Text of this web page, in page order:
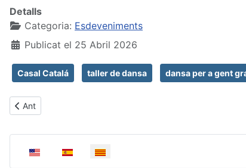
Detalls
Categoria: Esdeveniments
Publicat el 25 Abril 2026
Casal Catalá taller de dansa dansa per a gent
Article anterior: Taller de castanyoles al Casal
Ant
Seleccioni el seu idioma